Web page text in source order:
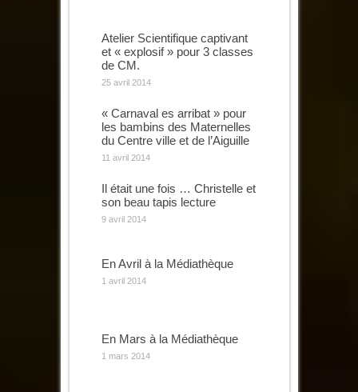
Atelier Scientifique captivant
et « explosif » pour 3 classes
de CM.
25 avril 2014
« Carnaval es arribat » pour
les bambins des Maternelles
du Centre ville et de l’Aiguille
11 avril 2014
Il était une fois … Christelle et
son beau tapis lecture
9 avril 2014
En Avril à la Médiathèque
1 avril 2014
En Mars à la Médiathèque
1 mars 2014